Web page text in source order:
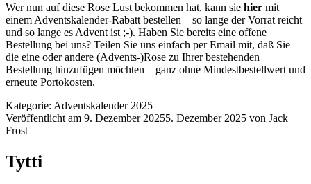
Wer nun auf diese Rose Lust bekommen hat, kann sie hier mit
einem Adventskalender-Rabatt bestellen – so lange der Vorrat reicht
und so lange es Advent ist ;-). Haben Sie bereits eine offene
Bestellung bei uns? Teilen Sie uns einfach per Email mit, daß Sie
die eine oder andere (Advents-)Rose zu Ihrer bestehenden
Bestellung hinzufügen möchten – ganz ohne Mindestbestellwert und
erneute Portokosten.
Kategorie: Adventskalender 2025
Veröffentlicht am 9. Dezember 20255. Dezember 2025 von Jack
Frost
Tytti